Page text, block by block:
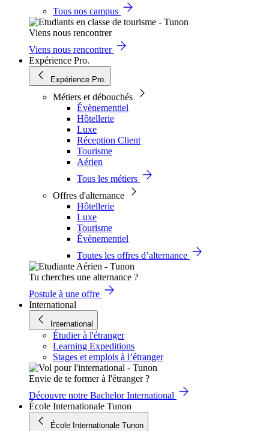
Tous nos campus
Viens nous rencontrer
Viens nous rencontrer
Expérience Pro.
Expérience Pro.
Métiers et débouchés
Évènementiel
Hôtellerie
Luxe
Réception Client
Tourisme
Aérien
Tous les métiers
Offres d'alternance
Hôtellerie
Luxe
Tourisme
Évènementiel
Toutes les offres d’alternance
Tu cherches une alternance ?
Postule à une offre
International
International
Étudier à l'étranger
Learning Expeditions
Stages et emplois à l’étranger
Envie de te former à l'étranger ?
Découvre notre Bachelor International
École Internationale Tunon
École Internationale Tunon